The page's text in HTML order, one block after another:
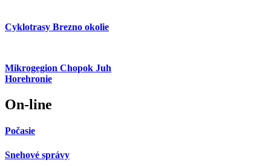
Cyklotrasy Brezno okolie
Mikrogegion Chopok Juh
Horehronie
On-line
Počasie
Snehové správy